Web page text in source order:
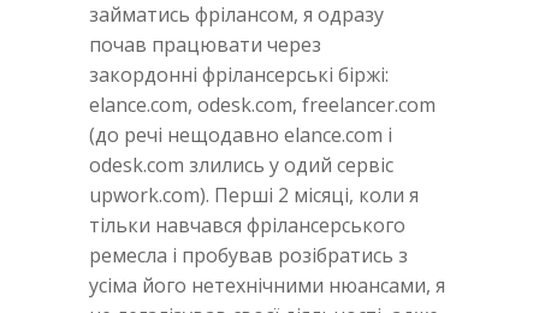
займатись фрілансом, я одразу
почав працювати через
закордонні фрілансерські біржі:
elance.com, odesk.com, freelancer.com
(до речі нещодавно elance.com i
odesk.com злились у одий сервіс
upwork.com). Перші 2 місяці, коли я
тільки навчався фрілансерського
ремесла і пробував розібратись з
усіма його нетехнічними нюансами, я